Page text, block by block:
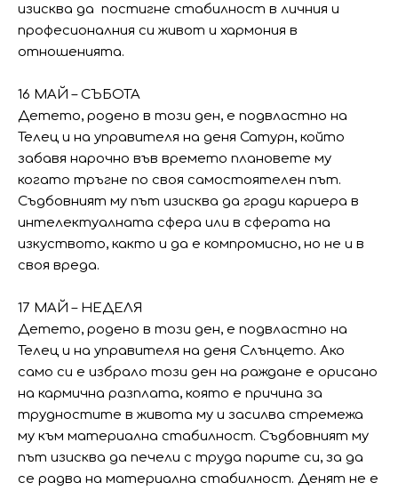
изисква да постигне стабилност в личния и
професионалния си живот и хармония в
отношенията.
16 МАЙ – СЪБОТА
Детето, родено в този ден, е подвластно на
Телец и на управителя на деня Сатурн, който
забавя нарочно във времето плановете му
когато тръгне по своя самостоятелен път.
Съдбовният му път изисква да гради кариера в
интелектуалната сфера или в сферата на
изкуството, както и да е компромисно, но не и в
своя вреда.
17 МАЙ – НЕДЕЛЯ
Детето, родено в този ден, е подвластно на
Телец и на управителя на деня Слънцето. Ако
само си е избрало този ден на раждане е орисано
на кармична разплата, която е причина за
трудностите в живота му и засилва стремежа
му към материална стабилност. Съдбовният му
път изисква да печели с труда парите си, за да
се радва на материална стабилност. Денят не е